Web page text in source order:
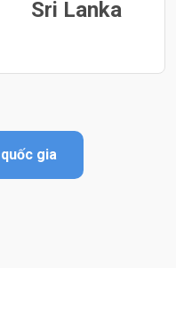
Sri Lanka
gia